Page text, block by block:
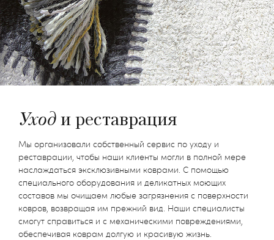
Уходи реставрация
Мы организовали собственный сервис по уходу и
реставрации, чтобы наши клиенты могли в полной мере
наслаждаться эксклюзивными коврами. С помощью
специального оборудования и деликатных моющих
составов мы очищаем любые загрязнения с поверхности
ковров, возвращая им прежний вид. Наши специалисты
смогут справиться и с механическими повреждениями,
обеспечивая коврам долгую и красивую жизнь.